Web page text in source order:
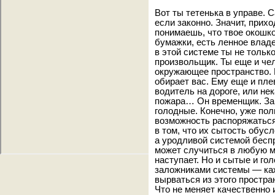
Вот ты тетенька в управе.
если законно. Значит,
понимаешь, что твое
бумажки, есть ленное
в этой системе ты не
произвольщик. Ты еще и
окружающее пространство.
обирает вас. Ему еще и
водитель на дороге, или
пожара… Он временщик.
голодные. Конечно, уже
возможность
в том, что их сытость
а уродливой системой
может случиться в любую
наступает. Но и сытые и
заложниками системы —
вырваться из этого
Что не меняет